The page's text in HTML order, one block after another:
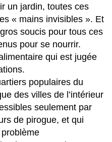
un jardin, toutes ces
« mains invisibles ». Et
soucis pour tous ces
pour se nourrir.
qui est jugée
populaires du
des villes de l’intérieur
seulement par
de pirogue, et qui